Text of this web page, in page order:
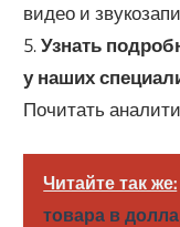
видео и
5.Узнать
у наших
Почитать
Читайте так же:
товара в